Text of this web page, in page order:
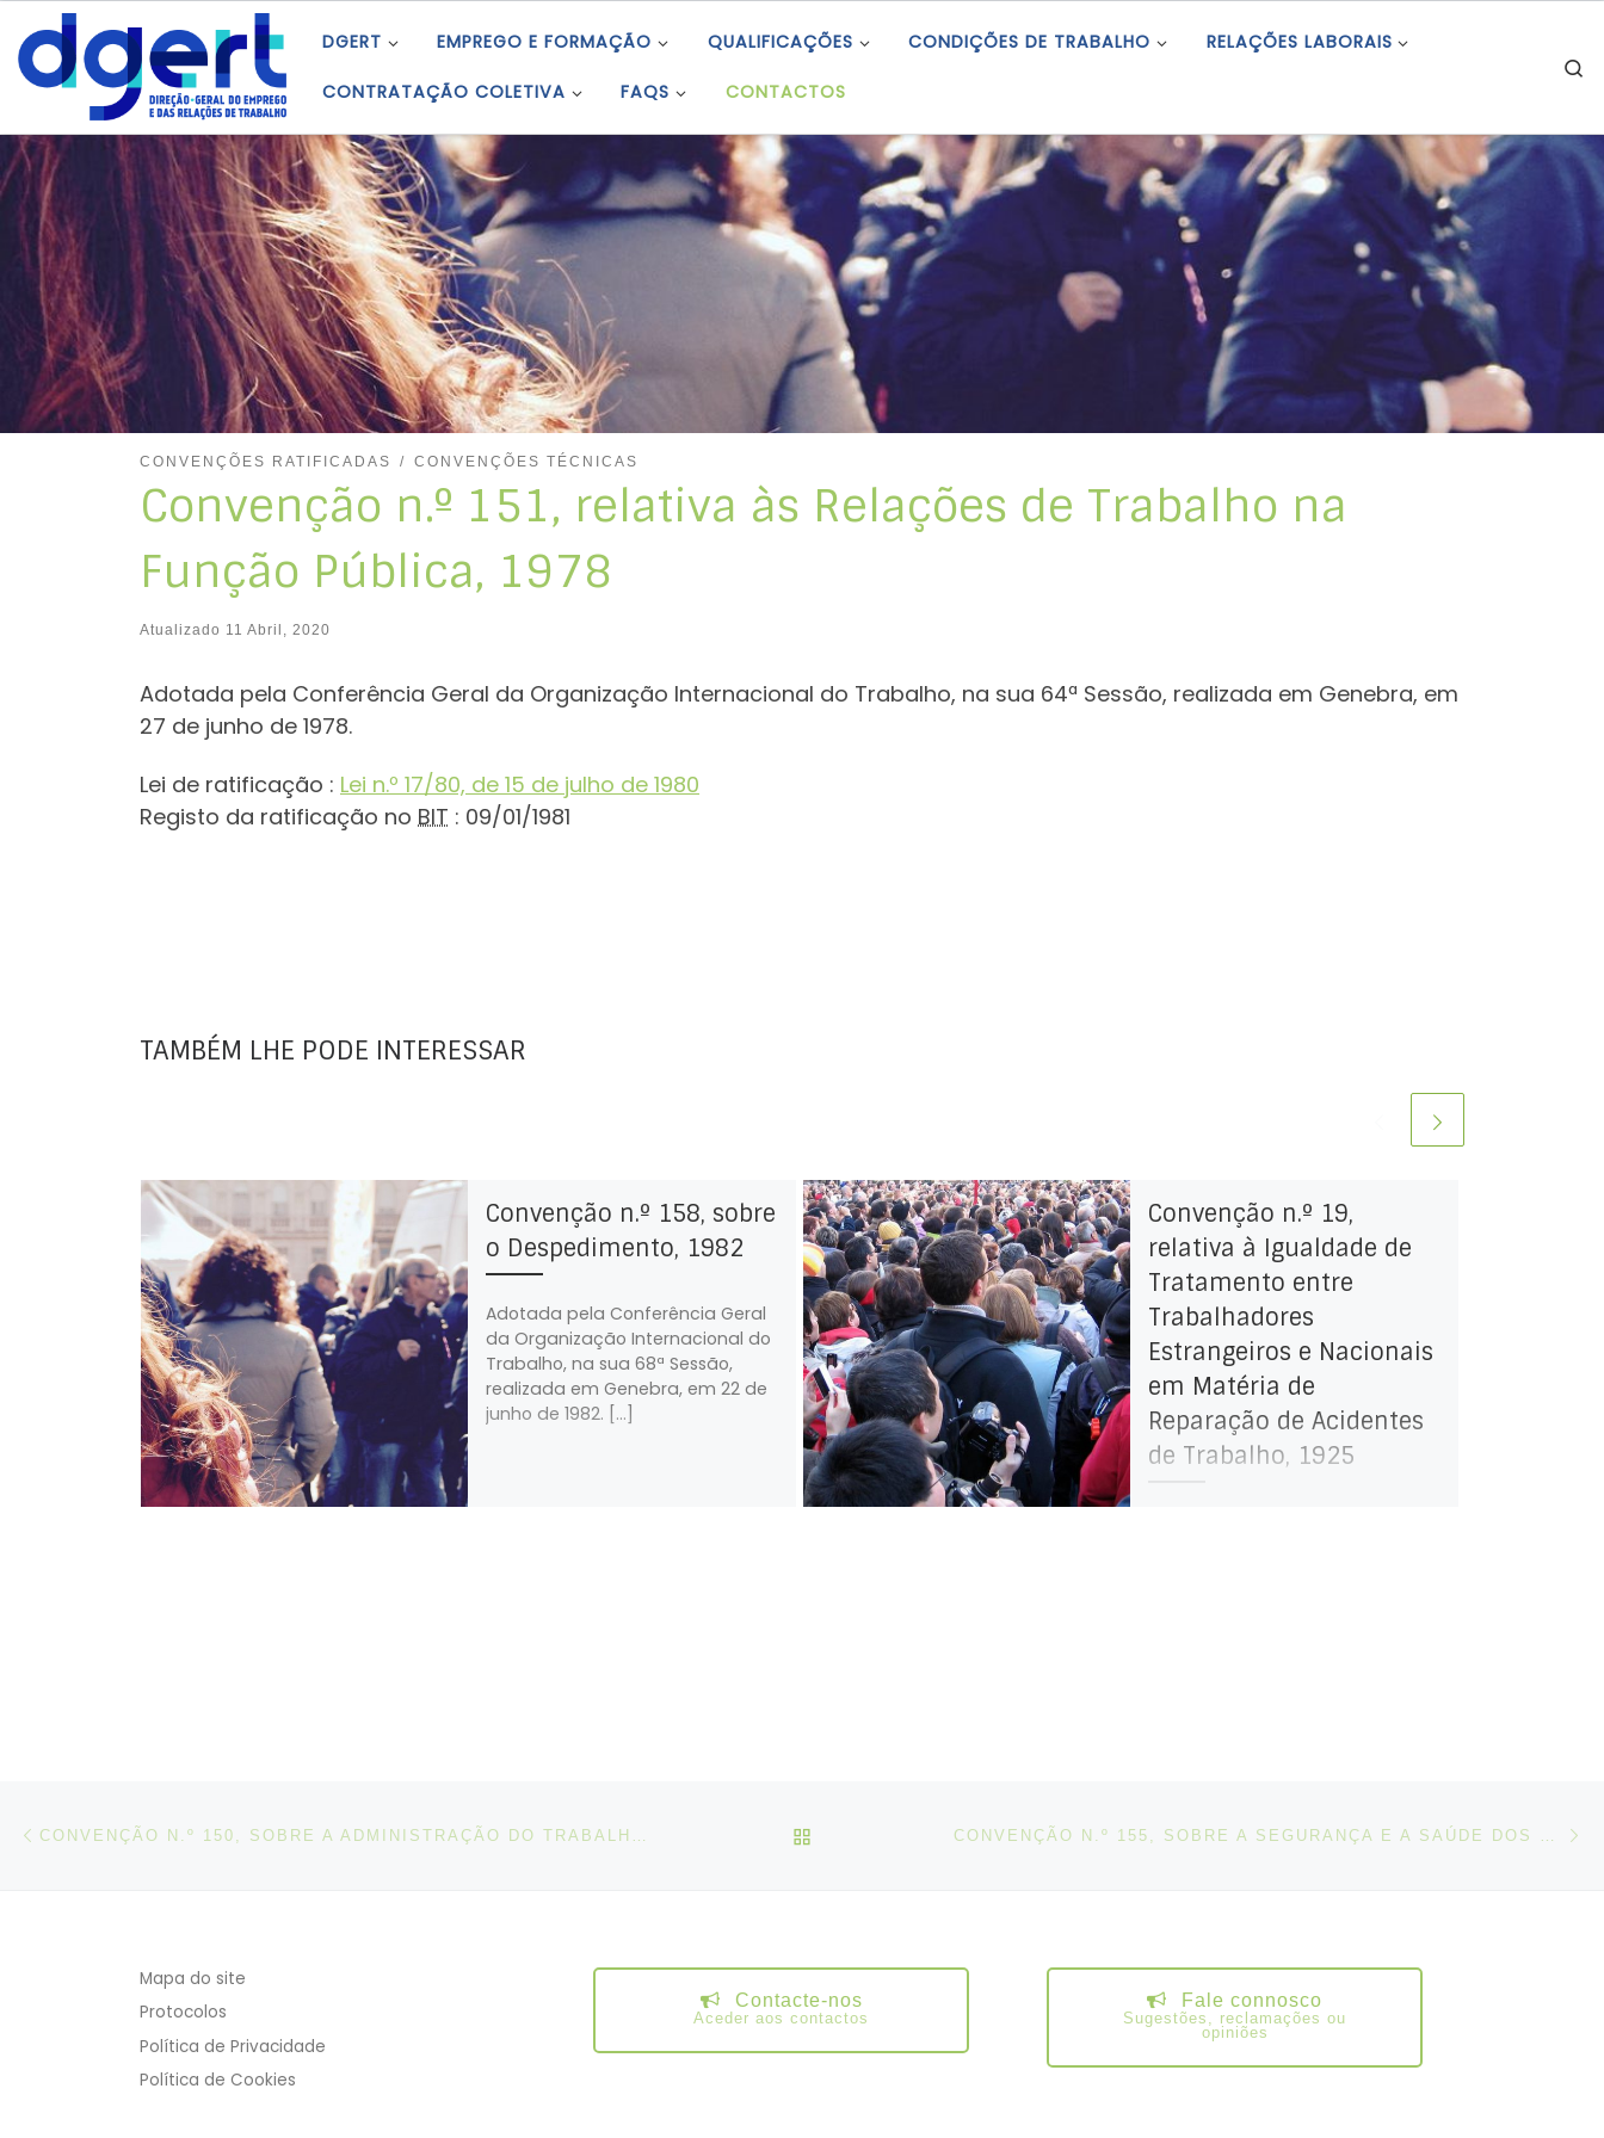
Skip to content DGERT EMPREGO E FORMAÇÃO QUALIFICAÇÕES CONDIÇÕES DE TRABALHO RELAÇÕES LABORAIS
CONTRATAÇÃO COLETIVA FAQS CONTACTOS
CONVENÇÕES RATIFICADAS CONVENÇÕES TÉCNICAS
Convenção n.º 151, relativa às Relações de Trabalho na
Função Pública, 1978
Atualizado 11 Abril, 2020
Adotada pela Conferência Geral da Organização Internacional do Trabalho, na sua 64ª Sessão, realizada em Genebra, em
27 de junho de 1978.
Lei de ratificação : Lei n.º 17/80, de 15 de julho de 1980
Registo da ratificação no BIT : 09/01/1981
TAMBÉM LHE PODE INTERESSAR
Convenção n.º 158, sobre
o Despedimento, 1982
Adotada pela Conferência Geral
da Organização Internacional do
Trabalho, na sua 68ª Sessão,
realizada em Genebra, em 22 de
junho de 1982. […]
Convenção n.º 19,
relativa à Igualdade de
Tratamento entre
Trabalhadores
Estrangeiros e Nacionais
em Matéria de
Reparação de Acidentes
de Trabalho, 1925
Post navigation VOLTAR À LISTA DE ARTIGOS
Mapa do site
Protocolos
Política de Privacidade
Política de Cookies
Contacte-nos
Aceder aos contactos
Fale connosco
Sugestões, reclamações ou
opiniões